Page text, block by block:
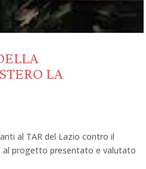
LA
al TAR del Lazio contro il
al progetto presentato e valutato